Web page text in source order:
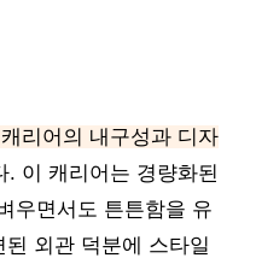
리어의 내구성과 디자
. 이 캐리어는 경량화된
우면서도 튼튼함을 유
외관 덕분에 스타일